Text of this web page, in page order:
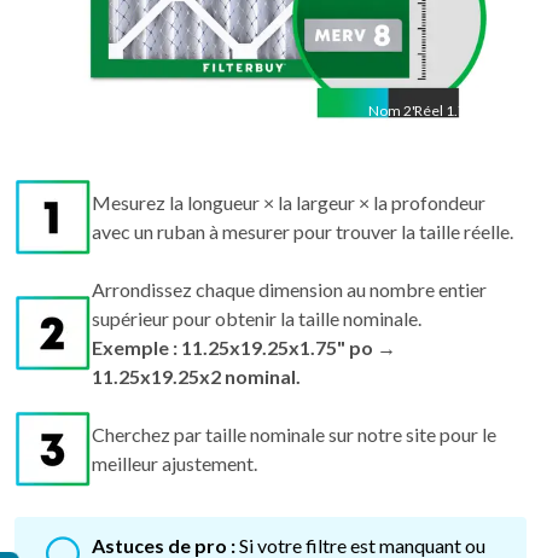
Nom 2"Réel 1.75"
Mesurez la longueur × la largeur × la profondeur
avec un ruban à mesurer pour trouver la taille réelle.
Arrondissez chaque dimension au nombre entier
supérieur pour obtenir la taille nominale.
Exemple : 11.25x19.25x1.75" po →
11.25x19.25x2 nominal.
Cherchez par taille nominale sur notre site pour le
meilleur ajustement.
Astuces de pro :Si votre filtre est manquant ou